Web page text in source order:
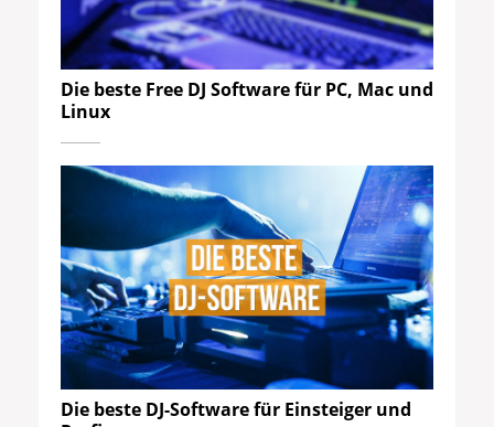
Die beste Free DJ Software für PC, Mac und
Linux
Die beste DJ-Software für Einsteiger und